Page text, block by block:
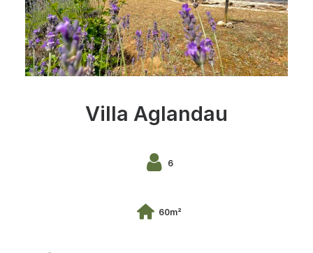
Villa Aglandau
6
60m²